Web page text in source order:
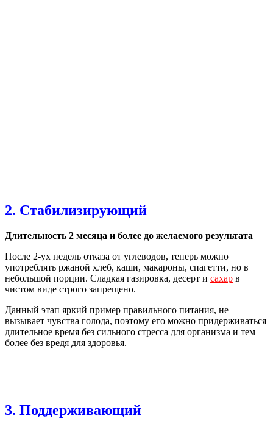
2. Стабилизирующий
Длительность 2 месяца и более до желаемого результата
После 2-ух недель отказа от углеводов, теперь можно
употреблять ржаной хлеб, каши, макароны, спагетти, но в
небольшой порции. Сладкая газировка, десерт и сахар в
чистом виде строго запрещено.
Данный этап яркий пример правильного питания, не
вызывает чувства голода, поэтому его можно придерживаться
длительное время без сильного стресса для организма и тем
более без вредя для здоровья.
3. Поддерживающий